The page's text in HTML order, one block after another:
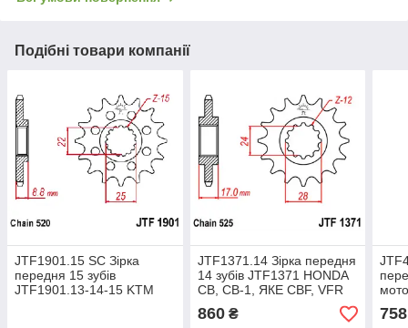
Подібні товари компанії
JTF1901.15 SC Зірка
передня 15 зубів
JTF1901.13-14-15 KTM
JTF1371.14 Зірка передня
14 зубів JTF1371 HONDA
CB, CB-1, ЯКЕ CBF, VFR
400/500 1990 - аналог
SUNSTAR 41214
860₴ 758